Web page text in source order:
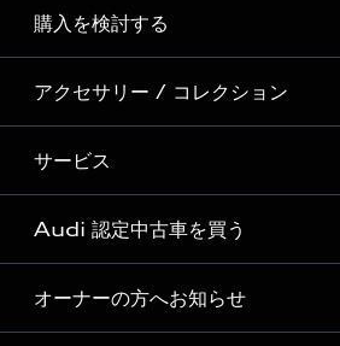
Story of Progress
Audi Sport
Formula 1®
デジタルサービス
ディーラー検索
新車在庫検索
試乗車・展示車検索
見積もり依頼
試乗予約
購入を検討する
モデル一覧
特別仕様モデル / 限定モデル
e-tronラインアップ
価格シミュレーション
車両比較
アクセサリー / コレクション
純正アクセサリー
オンラインショップ
Audi collection
アウディナビアプリ
サービス
サービス入庫予約
サービスプログラム
メンテナンス
Audi 認定中古車を買う
Audi認定中古車
オーナーの方へお知らせ